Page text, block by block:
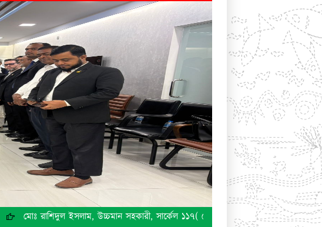
মোঃ রাশিদুল ইসলাম, উচ্চমান সহকারী, সার্কেল ১১৭( কোম্পানিজ),কর অঞ্চল -০৬, ঢাকা এর